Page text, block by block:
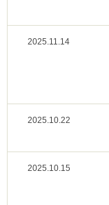
2025.11.14
2025.10.22
2025.10.15